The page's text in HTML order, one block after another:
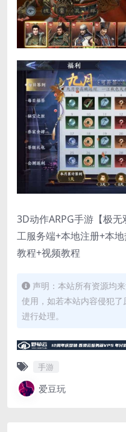
3D动作ARPG手游【极
工服务端+本地注册+本
教程+视频教程
声明：本站所有资源均
使用，如若本站内容侵犯
进行处理。
手游
爱豆玩